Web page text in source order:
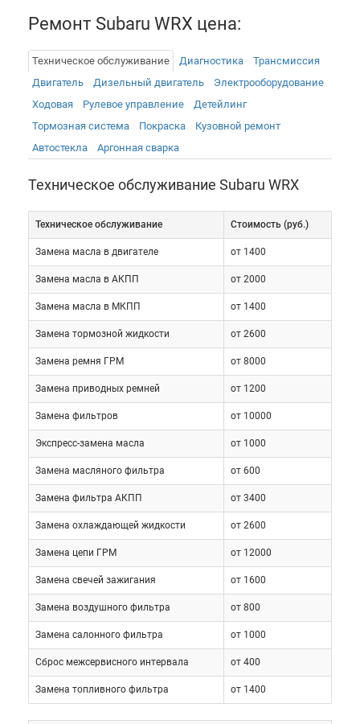
Мощный двигатель спортивного автомобиля
может похвастаться выносливостью. В
нормальных условиях он выдерживает не менее
300 тыс. км пробега. Трансмиссия машины
настроена на динамичную езду и позволяет
быстро переходить с одной передачи на другую.
Срок ее службы не меньше, чем у мотора.
Усиленная подвеска редко дает сбои и считается
практически вечной. Радуют системы управления
и тормозов, позволяющие оперативно
реагировать в различных дорожных ситуациях.
Как правило, ремонтом автомобиля Subaru WRX
срочно приходится заниматься только по
нескольким причинам:
повреждение транспортного
средства во время ДТП;
естественный износ отдельных
элементов;
появление проблем в связи с
Ремонт Subaru WRX цена:
Техническое обслуживание Диагностика
Трансмиссия
Двигатель
Дизельный двигатель
Электрооборудованиe
Ходовая
Рулевое управление
Детейлинг
Тормозная система
Покраска
Кузовной ремонт
Автостекла
Аргонная сварка
Техническое обслуживание Subaru WRX
Техническое обслуживание Cтоимость (руб.)
Замена масла в двигателе от 1400
Замена масла в АКПП от 2000
Замена масла в МКПП от 1400
Замена тормозной жидкости от 2600
Замена ремня ГРМ от 8000
Замена приводных ремней от 1200
Замена фильтров от 10000
Экспресс-замена масла от 1000
Замена масляного фильтра от 600
Замена фильтра АКПП от 3400
Замена охлаждающей жидкости от 2600
Замена цепи ГРМ от 12000
Замена свечей зажигания от 1600
Замена воздушного фильтра от 800
Замена салонного фильтра от 1000
Сброс межсервисного интервала от 400
Замена топливного фильтра от 1400